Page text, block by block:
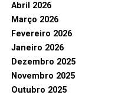
Abril 2026
Março 2026
Fevereiro 2026
Janeiro 2026
Dezembro 2025
Novembro 2025
Outubro 2025